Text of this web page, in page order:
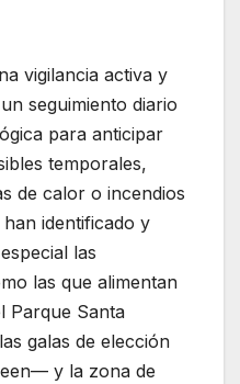
vigilancia activa y
seguimiento diario
para anticipar
temporales,
de calor o incendios
identificado y
las
las que alimentan
Parque Santa
galas de elección
y la zona de